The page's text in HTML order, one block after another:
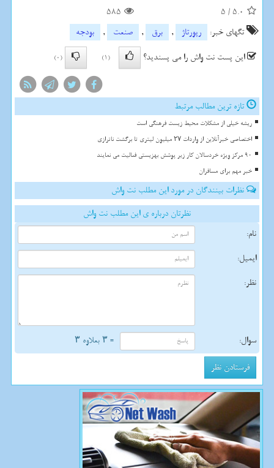
5.0
/
5
585
تگهای خبر:
رپورتاژ , برق , صنعت ,
بودجه
این پست نت واش را می پسندید؟
(1)
(0)
تازه ترین مطالب مرتبط
ریشه خیلی از مشکلات محیط زیست فرهنگی است
اختصاصی خبرآنلاین از واردات ۲۷ میلیون لیتری تا برگشت ناترازی
90 مرکز ویژه خردسالان کار زیر پوشش بهزیستی فعالیت می نمایند
خبر مهم برای مسافران
نظرات بینندگان در مورد این مطلب نت واش
نظرتان درباره ی این مطلب نت واش
نام:
ایمیل:
نظر:
سوال: = ۳ بعلاوه ۳